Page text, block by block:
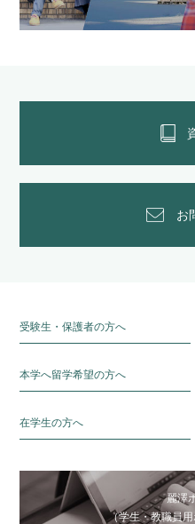
お
受験生・保護者の方へ
本学へ留学希望の方へ
在学生の方へ
麗澤
（学生・教職員